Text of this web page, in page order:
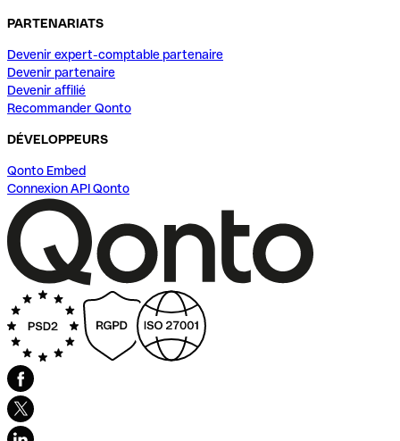
PARTENARIATS
Devenir expert-comptable partenaire
Devenir partenaire
Devenir affilié
Recommander Qonto
DÉVELOPPEURS
Qonto Embed
Connexion API Qonto